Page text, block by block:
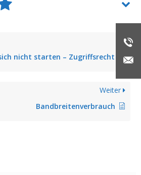
starten – Zugriffsrecht unzulässig
Weiter
Bandbreitenverbrauch